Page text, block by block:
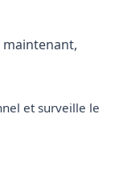
maintenant,
et surveille le